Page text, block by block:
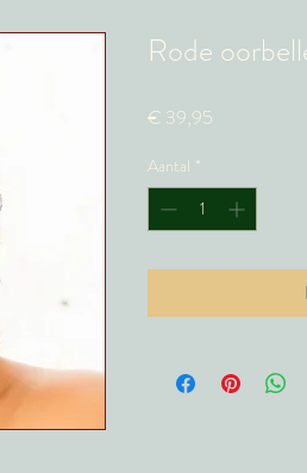
Rode
€ 39,95
Aantal *